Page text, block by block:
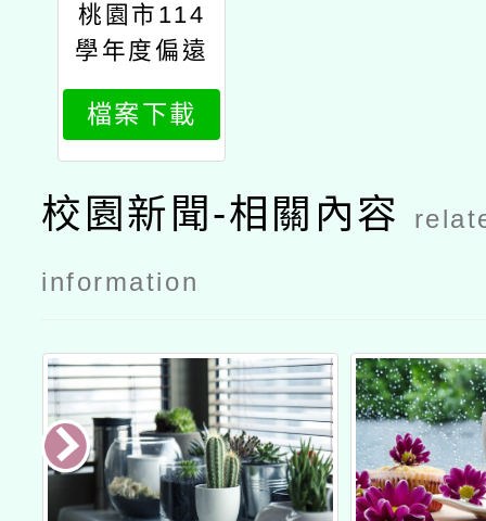
桃園市114
學年度偏遠
地區及非山
非市學校北
區整合性計
畫—石門國
民中學辦理
教師研習活
檔案下載
校園新聞-相關內容
information